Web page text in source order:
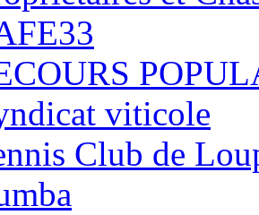
viticole
Club de